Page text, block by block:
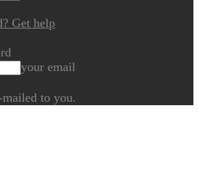
Get help
your email
to you.